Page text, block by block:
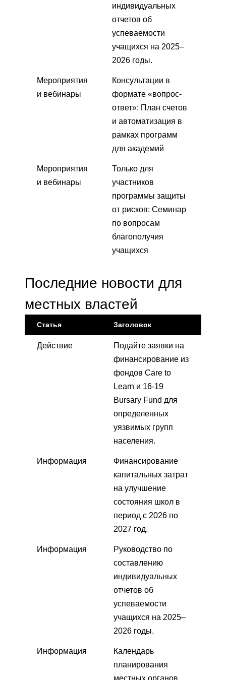
индивидуальных
отчетов об
успеваемости
учащихся на 2025–
2026 годы.
Мероприятия
и вебинары
Консультации в
формате «вопрос-
ответ»: План счетов
и автоматизация в
рамках программ
для академий
Мероприятия
и вебинары
Только для
участников
программы защиты
от рисков: Семинар
по вопросам
благополучия
учащихся
Последние новости для
местных властей
Статья Заголовок
Действие
Подайте заявки на
финансирование из
фондов Care to
Learn и 16-19
Bursary Fund для
определенных
уязвимых групп
населения.
Информация
Финансирование
капитальных затрат
на улучшение
состояния школ в
период с 2026 по
2027 год.
Информация
Руководство по
составлению
индивидуальных
отчетов об
успеваемости
учащихся на 2025–
2026 годы.
Информация
Календарь
планирования